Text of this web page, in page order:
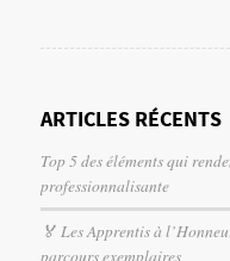
ARTICLES RÉCENTS
Top 5 des éléments qui
professionnalisante
🏅 Les Apprentis à
parcours exemplaires